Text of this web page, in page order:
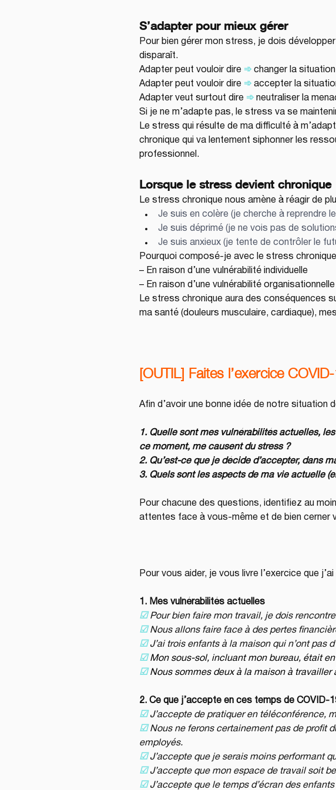
S’adapter pour mieux gérer
Pour bien gérer mon stress, je dois
disparaît.
Adapter peut vouloir dire ➾ changer la
Adapter peut vouloir dire ➾ accepter la
Adapter veut surtout dire ➾ neutraliser la
Si je ne m’adapte pas, le stress va se
Le stress qui résulte de ma difficulté à
chronique qui va lentement siphonner les
professionnel.
Lorsque le stress devient chronique
Le stress chronique nous amène à réagir de
Je suis en colère (je cherche à reprendre
Je suis déprimé (je ne vois pas de
Je suis anxieux (je tente de contrôler le
Pourquoi composé-je avec le stress
– En raison d’une vulnérabilité individuelle
– En raison d’une vulnérabilité organisationnelle
Le stress chronique aura des conséquences
ma santé (douleurs musculaire, cardiaque),
[OUTIL] Faites l’exercice
Afin d’avoir une bonne idée de notre
1. Quelle sont mes vulnérabilités actuelles,
ce moment, me causent du stress ?
2. Qu’est-ce que je décide d’accepter, dans
3. Quels sont les aspects de ma vie actuelle
Pour chacune des questions, identifiez au
attentes face à vous-même et de bien cerner
Pour vous aider, je vous livre l’exercice que
1. Mes vulnérabilités actuelles
☑︎ Pour bien faire mon travail, je dois
☑︎ Nous allons faire face à des pertes
☑︎ J’ai trois enfants à la maison qui n’ont pas
☑︎ Mon sous-sol, incluant mon bureau, était
☑︎ Nous sommes deux à la maison à travailler
2. Ce que j’accepte en ces temps de COVID-
☑︎ J’accepte de pratiquer en téléconférence,
☑︎ Nous ne ferons certainement pas de profit
employés.
☑︎ J’accepte que je serais moins performant
☑︎ J’accepte que mon espace de travail soit
☑︎ J’accepte que le temps d’écran des